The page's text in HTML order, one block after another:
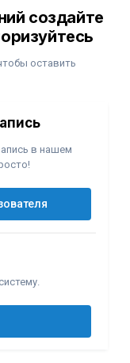
создайте
оставить
в нашем